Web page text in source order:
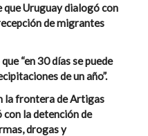
Uruguay dialogó con
de migrantes
“en 30 días se puede
de un año”.
la frontera de Artigas
la detención de
drogas y